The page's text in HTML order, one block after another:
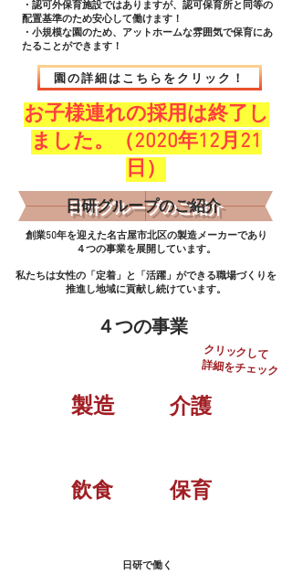
・認可外保育施設ではありますが、認可保育所と同等の
配置基準のため安心して働けます！
・小規模な園のため、アットホームな雰囲気で保育にあ
たることができます！
園の詳細はこちらをクリック！
お子様連れの採用は終了し
ました。（2020年12月21
日）
​日研グループのご紹介
​創業50年を迎えた名古屋市北区の製造メーカーであり
４つの事業を展開しています。
​私たちは女性の「定着」と「活躍」ができる職場づくり を
推進し地域に貢献し続けています。
​４つの事業
​製造 ​介護
​クリックして
​詳細をチェック
​飲食 ​保育
​日研で働く